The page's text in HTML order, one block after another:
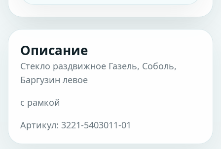
Описание
Стекло раздвижное Газель, Соболь,
Баргузин левое
с рамкой
Артикул: 3221-5403011-01